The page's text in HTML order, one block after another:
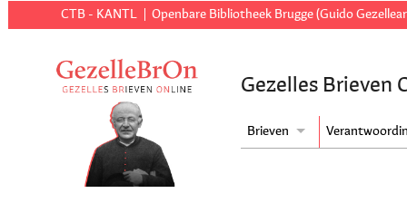
CTB - KANTL Openbare Bibliotheek Brugge (Guido
Gezelles Brieven
Brieven